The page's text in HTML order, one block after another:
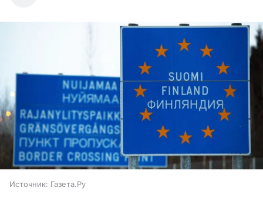
Источник: Газета.Ру